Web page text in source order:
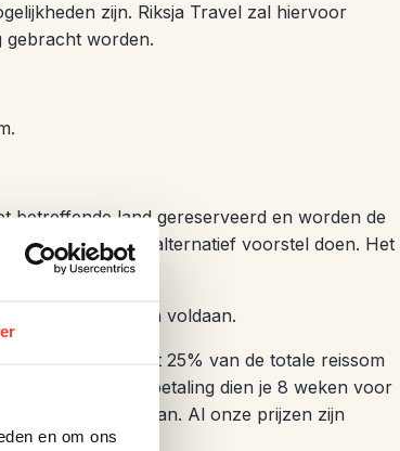
en om ons
zijn. Riksja Travel zal hiervoor
gebracht worden.
betreffende land gereserveerd en worden de
zullen we je een alternatief voorstel doen. Het
7 dagen worden voldaan.
boeking bedraagt 25% van de totale reissom
restant van de betaling dien je 8 weken voor
te worden voldaan. Al onze prijzen zijn